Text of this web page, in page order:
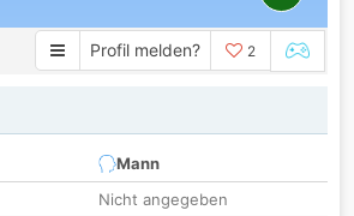
Profil melden? 2
Mann
Nicht angegeben